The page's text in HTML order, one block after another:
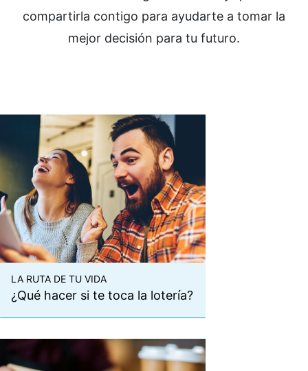
compartirla contigo para ayudarte a tomar la
mejor decisión para tu futuro.
LA RUTA DE TU VIDA
¿Qué hacer si te toca la lotería?